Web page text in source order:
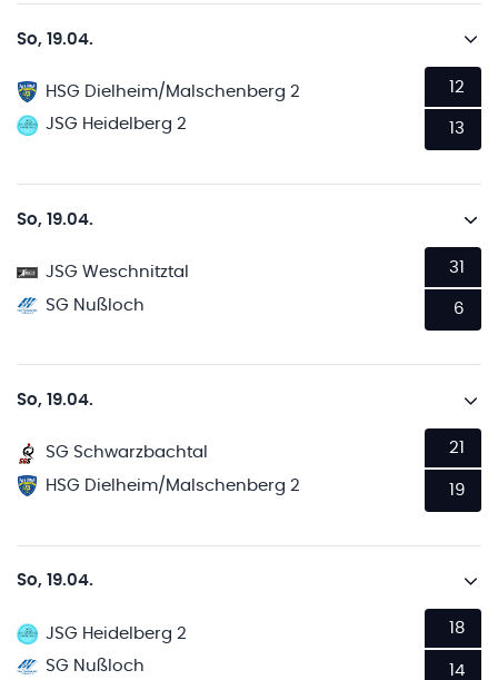
So, 19.04.
HSG Dielheim/Malschenberg 2
JSG Heidelberg 2
12
13
So, 19.04.
JSG Weschnitztal
SG Nußloch
31
6
So, 19.04.
SG Schwarzbachtal
HSG Dielheim/Malschenberg 2
21
19
So, 19.04.
JSG Heidelberg 2
SG Nußloch
18
14